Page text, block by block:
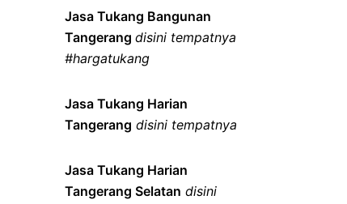
Jasa Tukang Bangunan
Tangerang disini tempatnya
#hargatukang
Jasa Tukang Harian
Tangerang disini tempatnya
Jasa Tukang Harian
Tangerang Selatan disini